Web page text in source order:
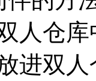
人仓
进双